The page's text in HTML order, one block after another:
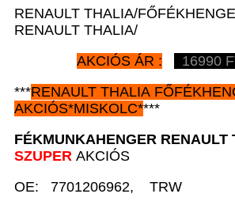
RENAULT THALIA/
RENAULT THALIA/
AKCIÓS ÁR :
16990
***RENAULT THALIA
AKCIÓS*MISKOLC****
FÉKMUNKAHENGER RENAULT
SZUPER AKCIÓS
OE: 7701206962, TRW